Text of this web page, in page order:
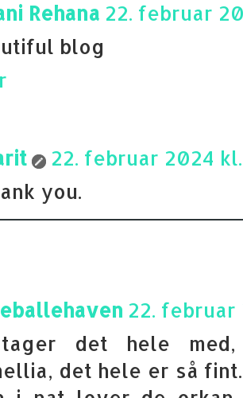
Rehana 22. februar
blog
22. februar 2024
you.
22. februar
det hele
det hele er så